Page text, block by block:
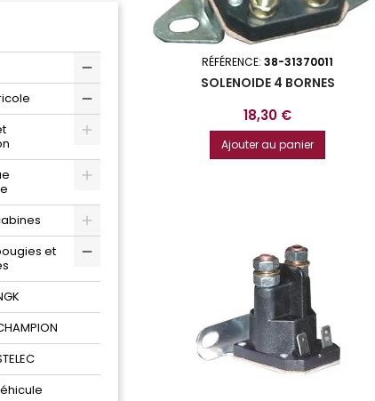
et
RÉFÉRENCE:38-31370011
SOLENOIDE 4 BORNES
Prix
18,30 €
Ajouter au panier